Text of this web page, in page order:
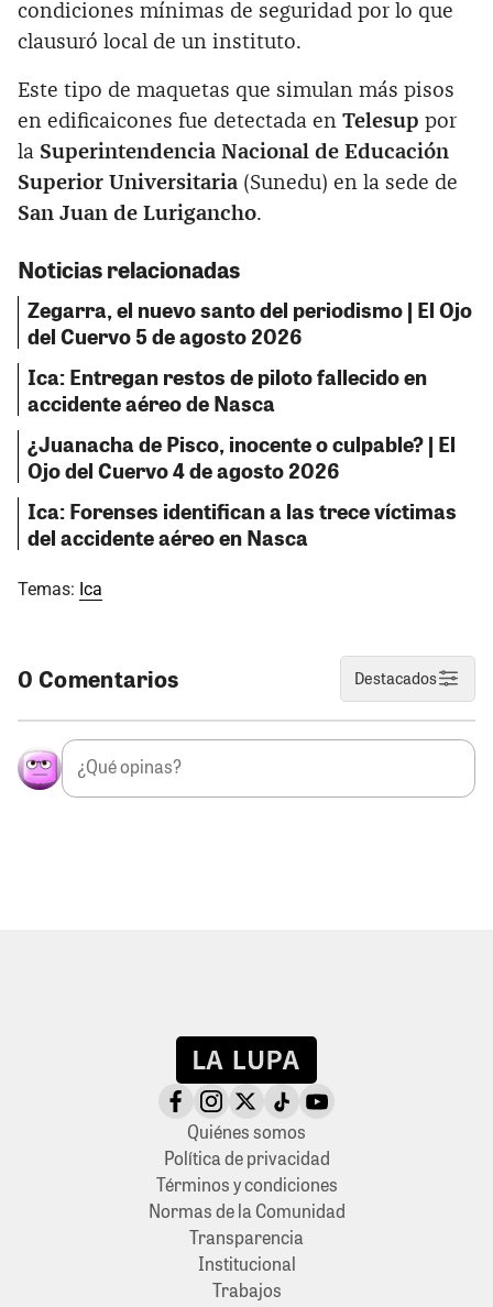
condiciones mínimas de seguridad por lo que
clausuró local de un instituto.
Este tipo de maquetas que simulan más pisos
en edificaicones fue detectada en Telesup por
la Superintendencia Nacional de Educación
Superior Universitaria (Sunedu) en la sede de
San Juan de Lurigancho.
Noticias relacionadas
Zegarra, el nuevo santo del periodismo | El Ojo
del Cuervo 5 de agosto 2026
Ica: Entregan restos de piloto fallecido en
accidente aéreo de Nasca
¿Juanacha de Pisco, inocente o culpable? | El
Ojo del Cuervo 4 de agosto 2026
Ica: Forenses identifican a las trece víctimas
del accidente aéreo en Nasca
Temas: Ica
0 Comentarios Destacados
Quiénes somos
Política de privacidad
Términos y condiciones
Normas de la Comunidad
Transparencia
Institucional
Trabajos